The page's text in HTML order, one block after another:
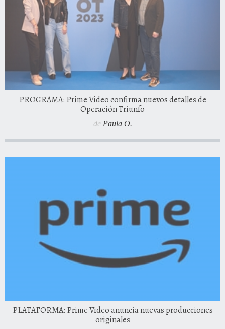
PROGRAMA: Prime Video confirma nuevos detalles de
Operación Triunfo
de Paula O.
PLATAFORMA: Prime Video anuncia nuevas producciones
originales